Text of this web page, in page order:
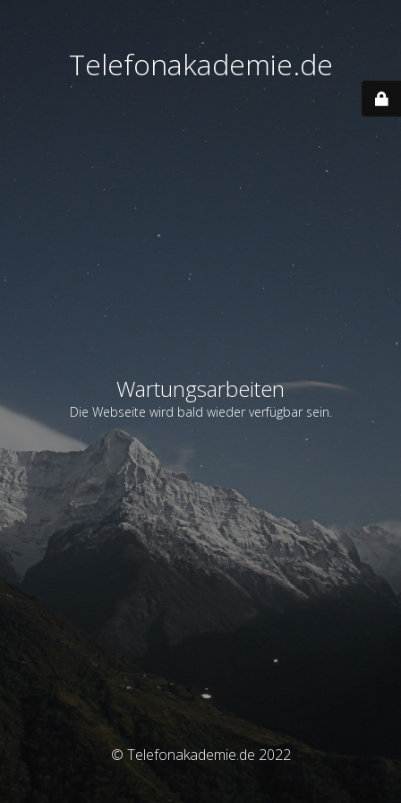
Telefonakademie.de
Wartungsarbeiten
Die Webseite wird bald wieder verfügbar sein.
© Telefonakademie.de 2022